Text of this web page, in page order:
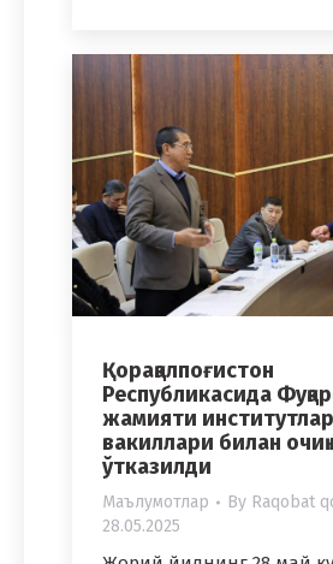
Қорақалпоғистон
Республикасида
жамияти
вакиллари билан очиқ
ўтказилди
Маълумотлар By Raqobat
28.05.2025